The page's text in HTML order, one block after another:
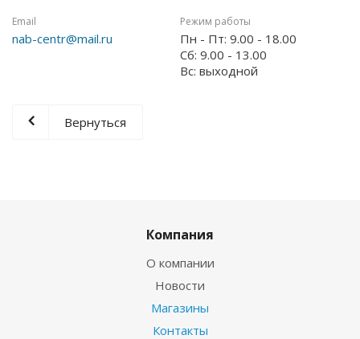
Email
nab-centr@mail.ru
Режим работы
Пн - Пт: 9.00 - 18.00
Сб: 9.00 - 13.00
Вс: выходной
Вернуться
Компания
О компании
Новости
Магазины
Контакты